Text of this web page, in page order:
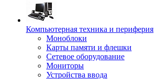
Компьютерная техника и периферия
Моноблоки
Карты памяти и флешки
Сетевое оборудование
Мониторы
Устройства ввода